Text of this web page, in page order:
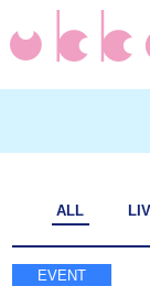
ALL
EVENT